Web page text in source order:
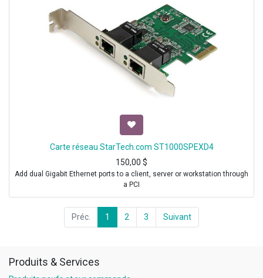
Carte réseau StarTech.com ST1000SPEXD4
150,00 $
Add dual Gigabit Ethernet ports to a client, server or workstation through
a PCI
Préc. 1 2 3 Suivant
Produits & Services